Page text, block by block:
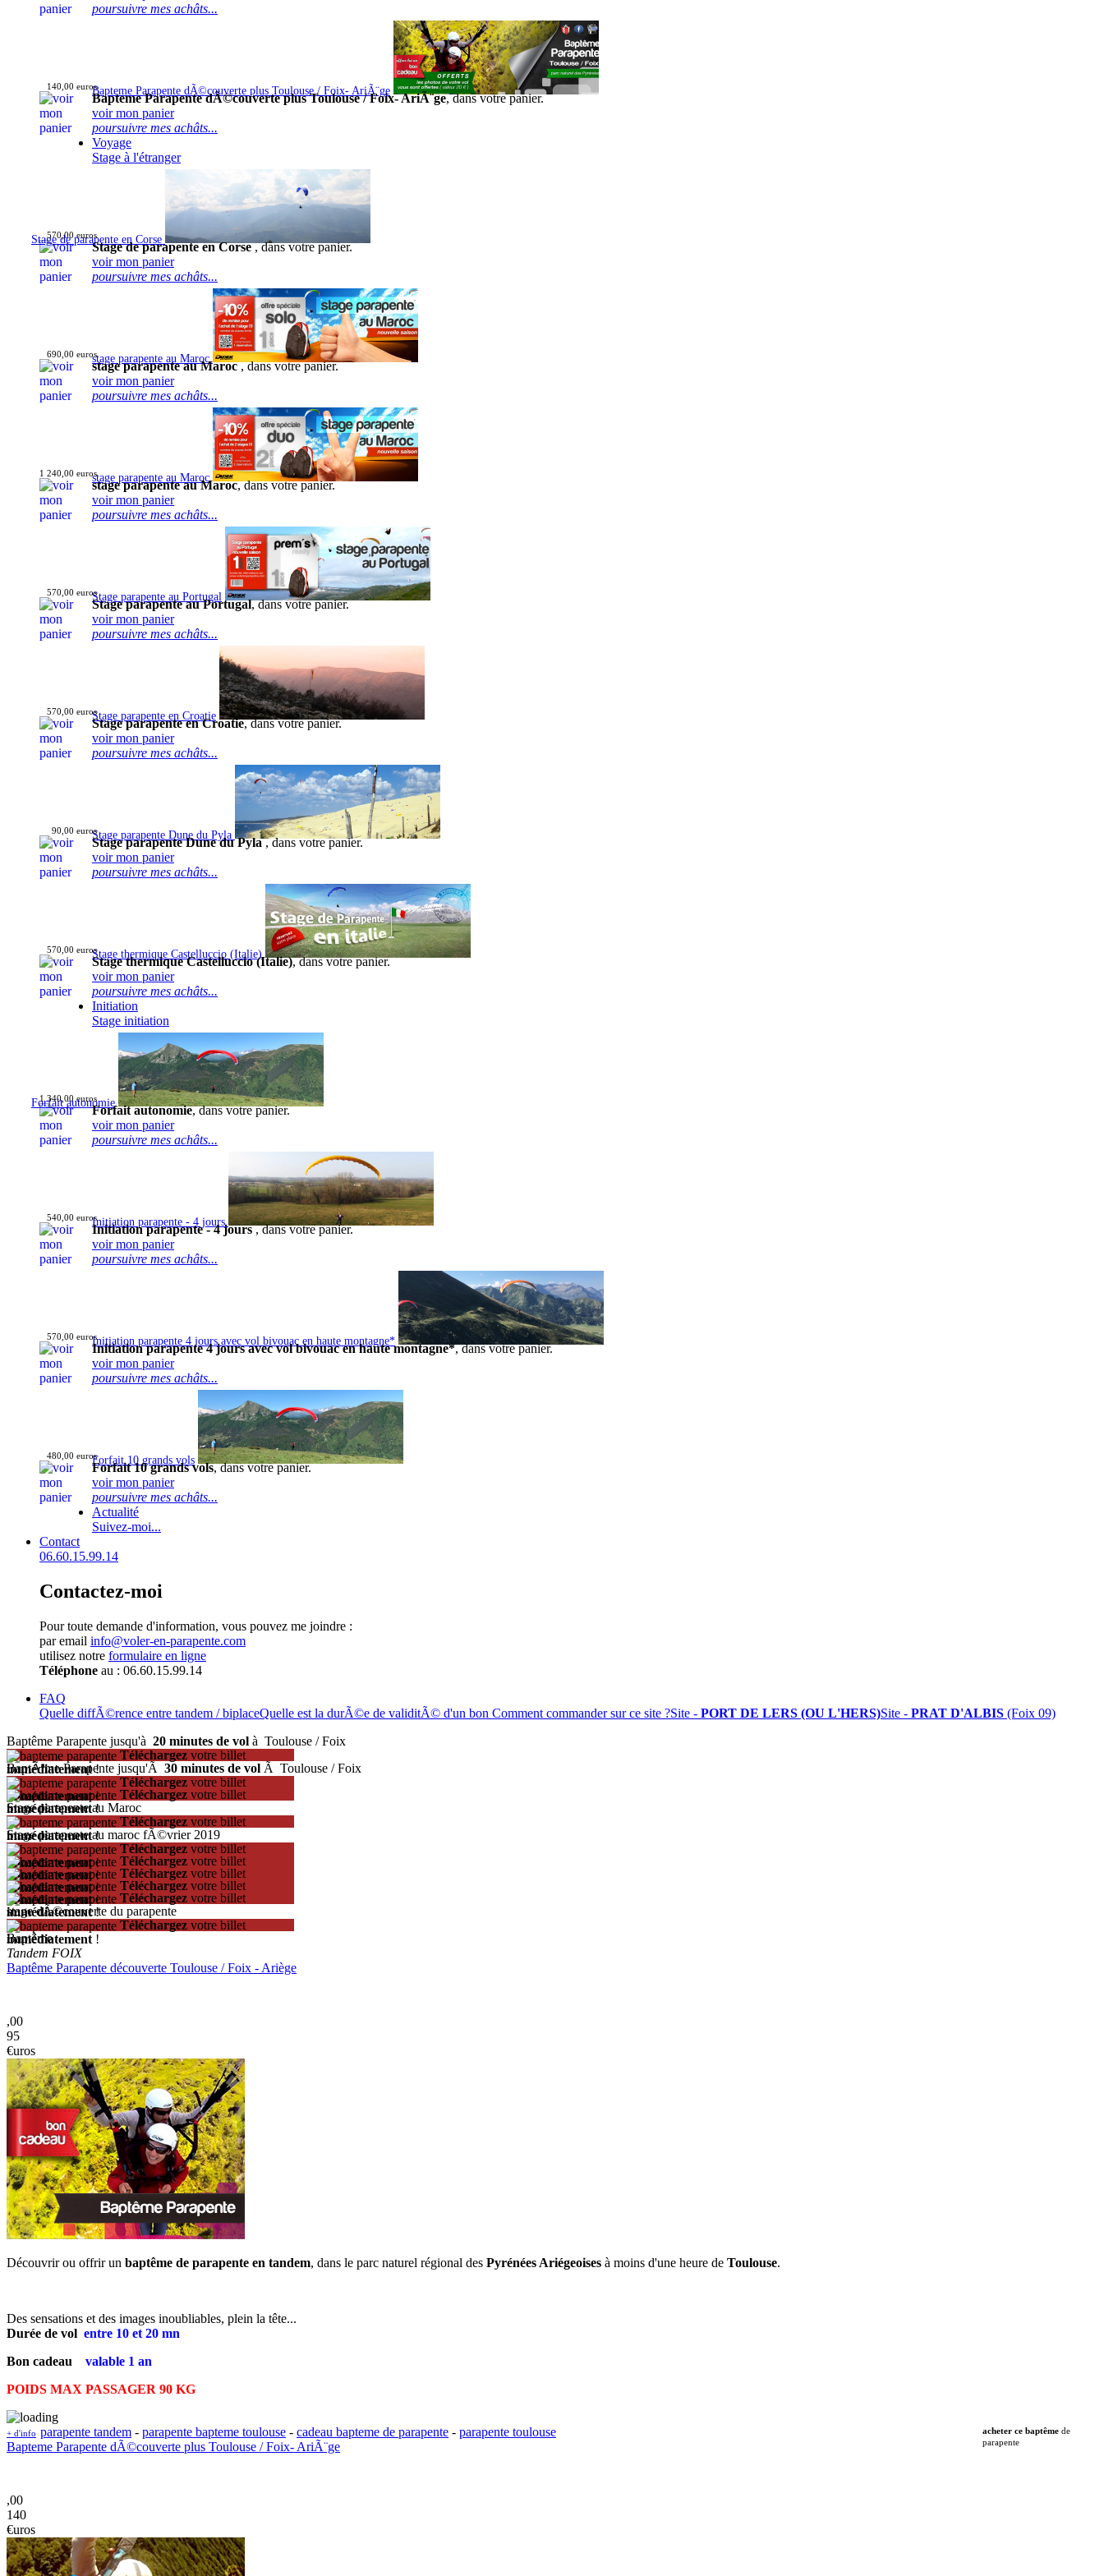
poursuivre mes achâts...
Bapteme Parapente dÃ©couverte plus Toulouse / Foix- AriÃ¨ge
140,00 euros
Bapteme Parapente dÃ©couverte plus Toulouse / Foix- AriÃ¨ge, dans votre panier.
voir mon panier
poursuivre mes achâts...
Voyage
Stage à l'étranger
Stage de parapente en Corse
570,00 euros
Stage de parapente en Corse, dans votre panier.
voir mon panier
poursuivre mes achâts...
stage parapente au Maroc
690,00 euros
stage parapente au Maroc, dans votre panier.
voir mon panier
poursuivre mes achâts...
stage parapente au Maroc
1 240,00 euros
stage parapente au Maroc, dans votre panier.
voir mon panier
poursuivre mes achâts...
Stage parapente au Portugal
570,00 euros
Stage parapente au Portugal, dans votre panier.
voir mon panier
poursuivre mes achâts...
Stage parapente en Croatie
570,00 euros
Stage parapente en Croatie, dans votre panier.
voir mon panier
poursuivre mes achâts...
Stage parapente Dune du Pyla
90,00 euros
Stage parapente Dune du Pyla, dans votre panier.
voir mon panier
poursuivre mes achâts...
Stage thermique Castelluccio (Italie)
570,00 euros
Stage thermique Castelluccio (Italie), dans votre panier.
voir mon panier
poursuivre mes achâts...
Initiation
Stage initiation
Forfait autonomie
1 340,00 euros
Forfait autonomie, dans votre panier.
voir mon panier
poursuivre mes achâts...
Initiation parapente - 4 jours
540,00 euros
Initiation parapente - 4 jours, dans votre panier.
voir mon panier
poursuivre mes achâts...
Initiation parapente 4 jours avec vol bivouac en haute montagne*
570,00 euros
Initiation parapente 4 jours avec vol bivouac en haute montagne*, dans votre panier.
voir mon panier
poursuivre mes achâts...
Forfait 10 grands vols
480,00 euros
Forfait 10 grands vols, dans votre panier.
voir mon panier
poursuivre mes achâts...
Actualité
Suivez-moi...
Contact
06.60.15.99.14
Contactez-moi
Pour toute demande d'information, vous pouvez me joindre :
par email info@voler-en-parapente.com
utilisez notre formulaire en ligne
Téléphone au : 06.60.15.99.14
FAQ
Quelle diffÃ©rence entre tandem / biplaceQuelle est la durÃ©e de validitÃ© d'un bon Comment commander sur ce site ?Site - PORT DE LERS (OU L'HERS)Site - PRAT D'ALBIS (Foix 09)
Baptême Parapente jusqu'à 20 minutes de vol à Toulouse / Foix
Téléchargez votre billet
immédiatement!
BaptÃªme Parapente jusqu'Ã 30 minutes de vol Ã Toulouse / Foix
Téléchargez votre billet
immédiatement! Téléchargez votre billet
immédiatement!
Stage parapente au Maroc
Téléchargez votre billet
immédiatement!
Stage parapente au maroc fÃ©vrier 2019
Téléchargez votre billet
immédiatement! Téléchargez votre billet
immédiatement! Téléchargez votre billet
immédiatement! Téléchargez votre billet
immédiatement! Téléchargez votre billet
immédiatement!
stage dÃ©couverte du parapente
Téléchargez votre billet
immédiatement !
Baptême
Tandem FOIX
Baptême Parapente découverte Toulouse / Foix - Ariège
,00
95
€uros
Découvrir ou offrir un baptême de parapente en tandem, dans le parc naturel régional des Pyrénées Ariégeoises à moins d'une heure de Toulouse.
Des sensations et des images inoubliables, plein la tête...
Durée de vol entre 10 et 20 mn
Bon cadeau valable 1 an
POIDS MAX PASSAGER 90 KG
+ d'info acheter ce baptême de
parapente
parapente tandem - parapente bapteme toulouse - cadeau bapteme de parapente - parapente toulouse
Bapteme Parapente dÃ©couverte plus Toulouse / Foix- AriÃ¨ge
,00
140
€uros